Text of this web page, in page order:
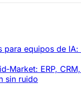
para equipos de
ERP,
sin ruido